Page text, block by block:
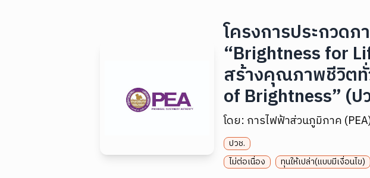
โครงการประกวด
“Brightness for
สร้างคุณภาพชีวิตทั่
of Brightness” (ป
โดย: การไฟฟ้าส่วนภูมิภาค
ปวช.
ไม่ต่อเนื่อง
ทุนให้เปล่า(แบบมีเงื่อนไข)